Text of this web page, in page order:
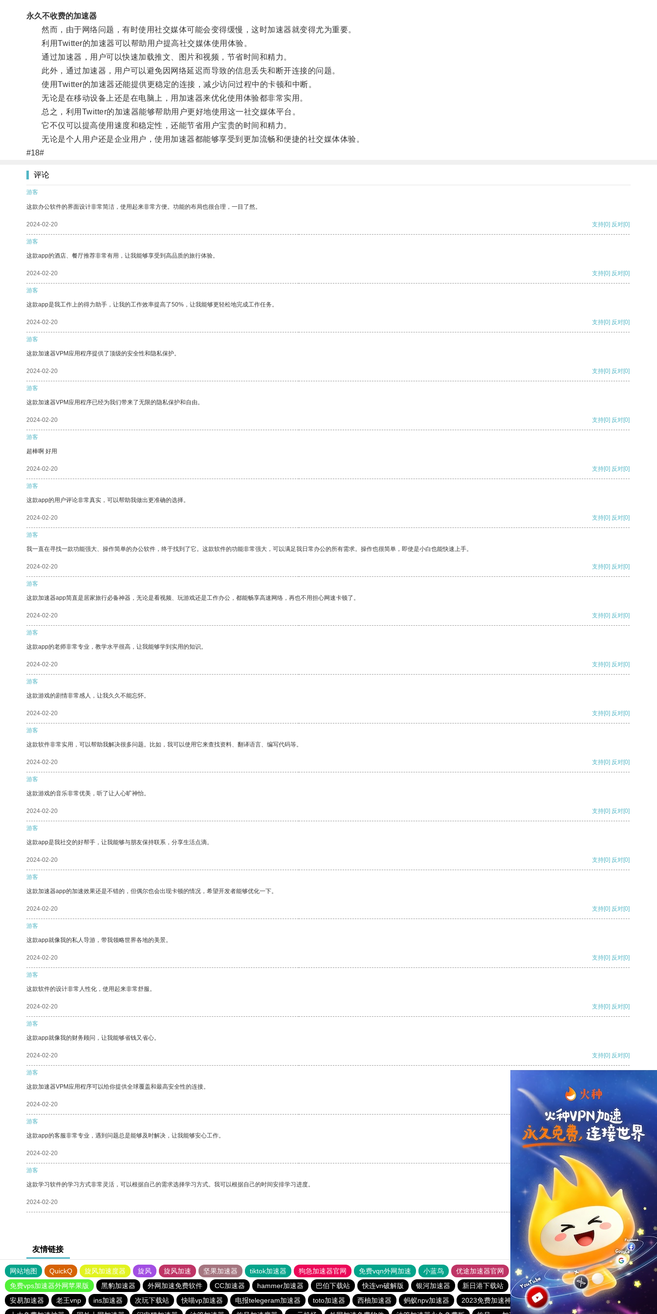
永久不收费的加速器
然而，由于网络问题，有时使用社交媒体可能会变得缓慢，这时加速器就变得尤为重要。
利用Twitter的加速器可以帮助用户提高社交媒体使用体验。
通过加速器，用户可以快速加载推文、图片和视频，节省时间和精力。
此外，通过加速器，用户可以避免因网络延迟而导致的信息丢失和断开连接的问题。
使用Twitter的加速器还能提供更稳定的连接，减少访问过程中的卡顿和中断。
无论是在移动设备上还是在电脑上，用加速器来优化使用体验都非常实用。
总之，利用Twitter的加速器能够帮助用户更好地使用这一社交媒体平台。
它不仅可以提高使用速度和稳定性，还能节省用户宝贵的时间和精力。
无论是个人用户还是企业用户，使用加速器都能够享受到更加流畅和便捷的社交媒体体验。
#18#
评论
游客
这款办公软件的界面设计非常简洁，使用起来非常方便。功能的布局也很合理，一目了然。
2024-02-20 支持[0] 反对[0]
游客
这款app的酒店、餐厅推荐非常有用，让我能够享受到高品质的旅行体验。
2024-02-20 支持[0] 反对[0]
游客
这款app是我工作上的得力助手，让我的工作效率提高了50%，让我能够更轻松地完成工作任务。
2024-02-20 支持[0] 反对[0]
游客
这款加速器VPM应用程序提供了顶级的安全性和隐私保护。
2024-02-20 支持[0] 反对[0]
游客
这款加速器VPM应用程序已经为我们带来了无限的隐私保护和自由。
2024-02-20 支持[0] 反对[0]
游客
超棒啊 好用
2024-02-20 支持[0] 反对[0]
游客
这款app的用户评论非常真实，可以帮助我做出更准确的选择。
2024-02-20 支持[0] 反对[0]
游客
我一直在寻找一款功能强大、操作简单的办公软件，终于找到了它。这款软件的功能非常强大，可以满足我日常办公的所有需求。操作也很简单，即使是小白也能快速上手。
2024-02-20 支持[0] 反对[0]
游客
这款加速器app简直是居家旅行必备神器，无论是看视频、玩游戏还是工作办公，都能畅享高速网络，再也不用担心网速卡顿了。
2024-02-20 支持[0] 反对[0]
游客
这款app的老师非常专业，教学水平很高，让我能够学到实用的知识。
2024-02-20 支持[0] 反对[0]
游客
这款游戏的剧情非常感人，让我久久不能忘怀。
2024-02-20 支持[0] 反对[0]
游客
这款软件非常实用，可以帮助我解决很多问题。比如，我可以使用它来查找资料、翻译语言、编写代码等。
2024-02-20 支持[0] 反对[0]
游客
这款游戏的音乐非常优美，听了让人心旷神怡。
2024-02-20 支持[0] 反对[0]
游客
这款app是我社交的好帮手，让我能够与朋友保持联系，分享生活点滴。
2024-02-20 支持[0] 反对[0]
游客
这款加速器app的加速效果还是不错的，但偶尔也会出现卡顿的情况，希望开发者能够优化一下。
2024-02-20 支持[0] 反对[0]
游客
这款app就像我的私人导游，带我领略世界各地的美景。
2024-02-20 支持[0] 反对[0]
游客
这款软件的设计非常人性化，使用起来非常舒服。
2024-02-20 支持[0] 反对[0]
游客
这款app就像我的财务顾问，让我能够省钱又省心。
2024-02-20 支持[0] 反对[0]
游客
这款加速器VPM应用程序可以给你提供全球覆盖和最高安全性的连接。
2024-02-20
游客
这款app的客服非常专业，遇到问题总是能够及时解决，让我能够安心工作。
2024-02-20 反对
游客
这款学习软件的学习方式非常灵活，可以根据自己的需求选择学习方式。我可以根据自己的时间安排学习进度。
2024-02-20 反对[0]
友情链接
网站地图 QuickQ 旋风加速度器 旋风 旋风加速 坚果加速器 tiktok加速器 狗急加速器官网 免费vqn外网加速 小蓝鸟 优途加速器官网 风驰加速器 旋风加速器
八戒看书
免费vps加速器外网苹果版
黑豹加速器 外网加速免费软件 CC加速器 hammer加速器 巴伯下载站 快连vn破解版 银河加速器 新日港下载站 小猫咪ciash加速器
蓝鲸加速器
安易加速器
老王vnp ins加速器 次玩下载站 快喵vp加速器 电报telegeram加速器 toto加速器 西柚加速器 蚂蚁npv加速器 2023免费加速神器 BitzNet加速器
快连npv加速器